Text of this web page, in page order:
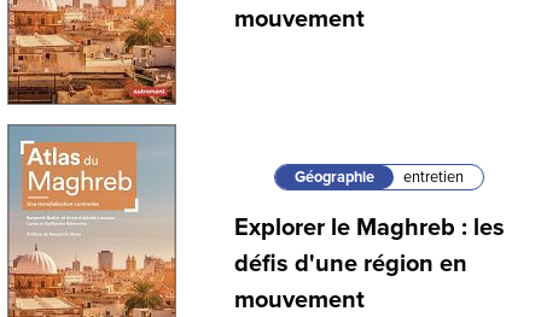
mouvement
Géographie entretien
Explorer le Maghreb : les
défis d'une région en
mouvement